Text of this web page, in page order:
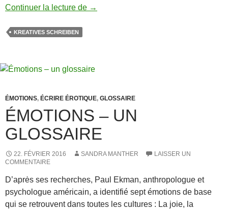
Continuer la lecture de Pourquoi
un
sur
lui
à
tout
→
KREATIVES SCHREIBEN
ÉMOTIONS, ÉCRIRE ÉROTIQUE, GLOSSAIRE
ÉMOTIONS – UN
GLOSSAIRE
22. FÉVRIER 2016 SANDRA MANTHER
LAISSER UN
COMMENTAIRE
D’après ses recherches, Paul Ekman, anthropologue et
psychologue américain, a identifié sept émotions de base
qui se retrouvent dans toutes les cultures : La joie, la